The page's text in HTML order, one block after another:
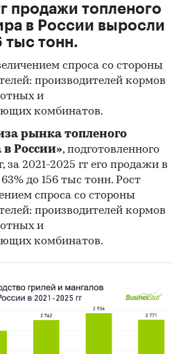
продажи топленого
в России выросли
тыс тонн.
спроса со стороны
производителей кормов
и
комбинатов.
рынка топленого
России», подготовленного
за 2021-2025 гг его продажи в
до 156 тыс тонн. Рост
спроса со стороны
производителей кормов
и
комбинатов.